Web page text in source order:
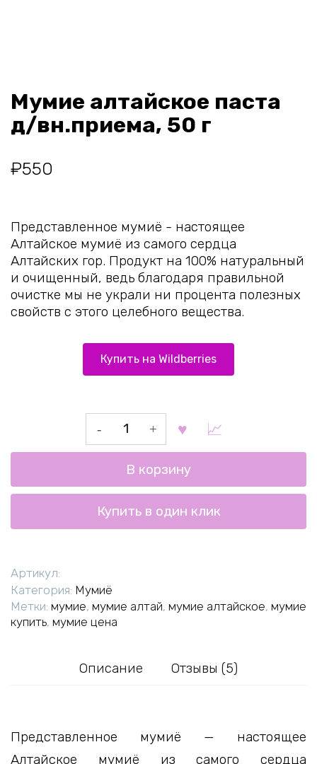
Мумие алтайское паста
д/вн.приема, 50 г
₽550
Представленное мумиё - настоящее
Алтайское мумиё из самого сердца
Алтайских гор. Продукт на 100% натуральный
и очищенный, ведь благодаря правильной
очистке мы не украли ни процента полезных
свойств с этого целебного вещества.
Купить на Wildberries
Количество
товара
Мумие
алтайское
паста
д/
вн.приема,
В корзину
Купить в один клик
Артикул:
Категория: Мумиё
Метки: мумие, мумие алтай, мумие алтайское, мумие
купить, мумие цена
Описание Отзывы (5)
Представленное мумиё — настоящее
Алтайское мумиё из самого сердца